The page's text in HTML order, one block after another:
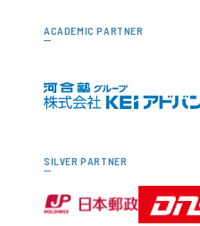
ACADEMIC PARTNER
SILVER PARTNER